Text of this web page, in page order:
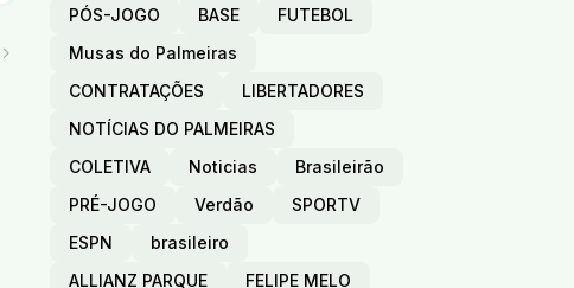
PÓS-JOGO
BASE
FUTEBOL
Musas do Palmeiras
CONTRATAÇÕES
LIBERTADORES
NOTÍCIAS DO PALMEIRAS
COLETIVA
Noticias
Brasileirão
PRÉ-JOGO
Verdão
SPORTV
ESPN
brasileiro
ALLIANZ PARQUE
FELIPE MELO